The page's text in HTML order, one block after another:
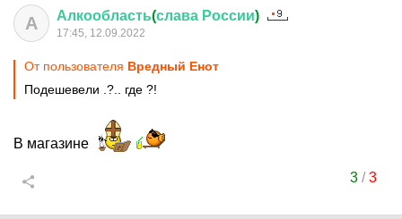
А Алкообласть(слава России)
17:45, 12.09.2022
От пользователя Вредный Енот
Подешевели .?.. где ?!
В магазине
3/3